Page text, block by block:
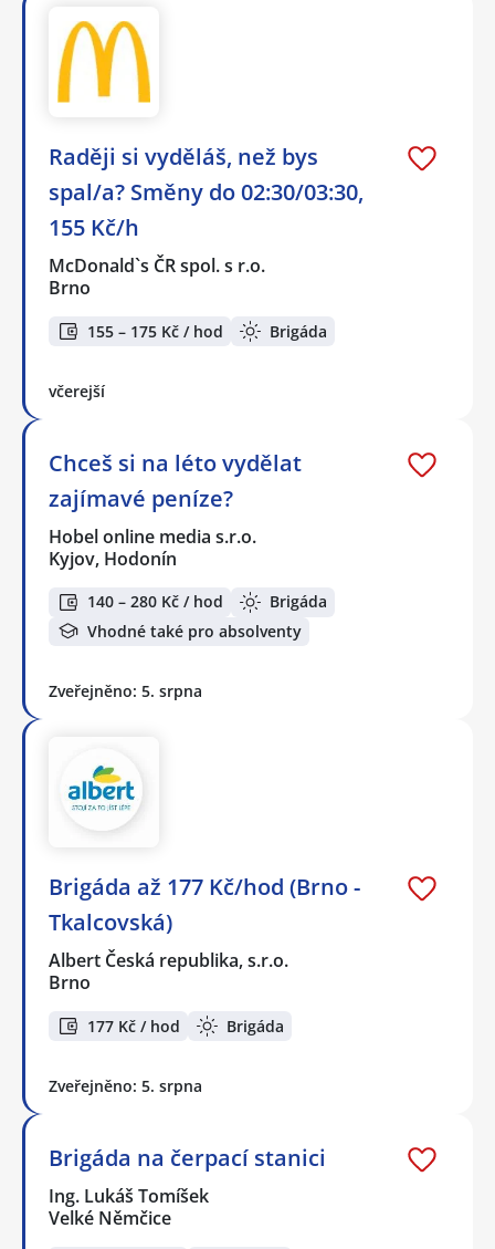
Raději si vyděláš, než bys
spal/a? Směny do 02:30/03:30,
155 Kč/h
McDonald`s ČR spol. s r.o.
Brno
155 – 175 Kč / hod Brigáda
včerejší
Chceš si na léto vydělat
zajímavé peníze?
Hobel online media s.r.o.
Kyjov, Hodonín
140 – 280 Kč / hod
Brigáda
Vhodné také pro absolventy
Zveřejněno: 5. srpna
Brigáda až 177 Kč/hod (Brno -
Tkalcovská)
Albert Česká republika, s.r.o.
Brno
177 Kč / hod Brigáda
Zveřejněno: 5. srpna
Brigáda na čerpací stanici
Ing. Lukáš Tomíšek
Velké Němčice